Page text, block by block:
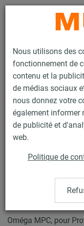
Nous utilisons des
fonctionnement de
contenu et la
de médias sociaux
nous donnez votre
également informer
de publicité et
web.
Politique de
Produits Technique de
Rails d'installation pour
Rails d’installation
Oméga MPC
Oméga MPC, pour